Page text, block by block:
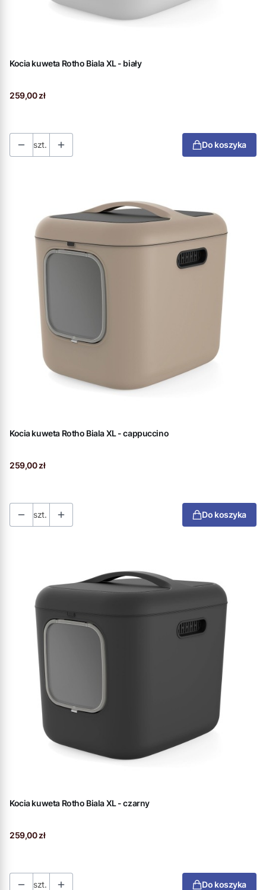
Kocia kuweta Rotho Biala XL - biały
Cena
259,00 zł
szt. Do koszyka
Kocia kuweta Rotho Biala XL - cappuccino
Cena
259,00 zł
szt. Do koszyka
Kocia kuweta Rotho Biala XL - czarny
Cena
259,00 zł
szt. Do koszyka